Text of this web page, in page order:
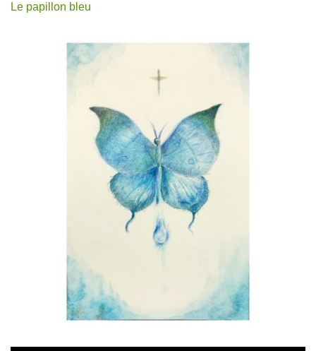
Le papillon bleu